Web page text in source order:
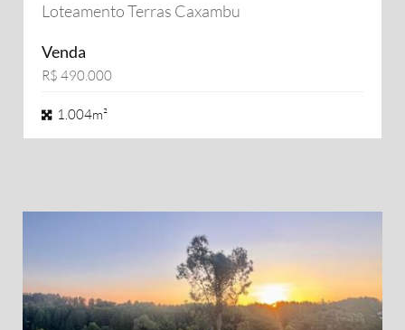
Loteamento Terras Caxambu
Venda
R$ 490.000
1.004m²